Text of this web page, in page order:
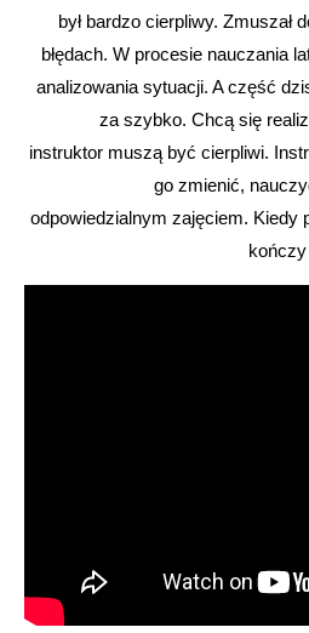
był bardzo cierpliwy. Zmuszał
błędach. W procesie nauczania
analizowania sytuacji. A część
za szybko. Chcą się
instruktor muszą być cierpliwi.
go zmienić,
odpowiedzialnym zajęciem. Kiedy